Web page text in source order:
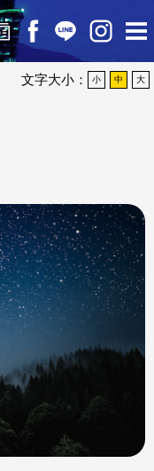
文字大小： 小 中 大